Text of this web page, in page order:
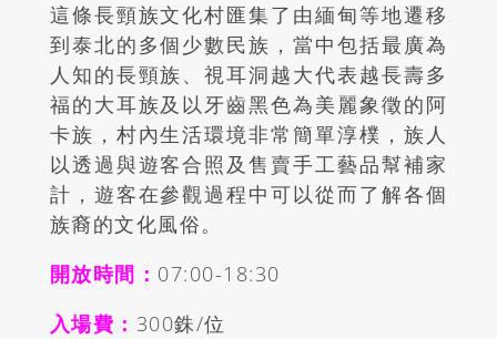
這條長頸族文化村匯集了由緬甸等地遷移
到泰北的多個少數民族，當中包括最廣為
人知的長頸族、視耳洞越大代表越長壽多
福的大耳族及以牙齒黑色為美麗象徵的阿
卡族，村內生活環境非常簡單淳樸，族人
以透過與遊客合照及售賣手工藝品幫補家
計，遊客在參觀過程中可以從而了解各個
族裔的文化風俗。
開放時間： 07:00-18:30
入場費： 300銖/位